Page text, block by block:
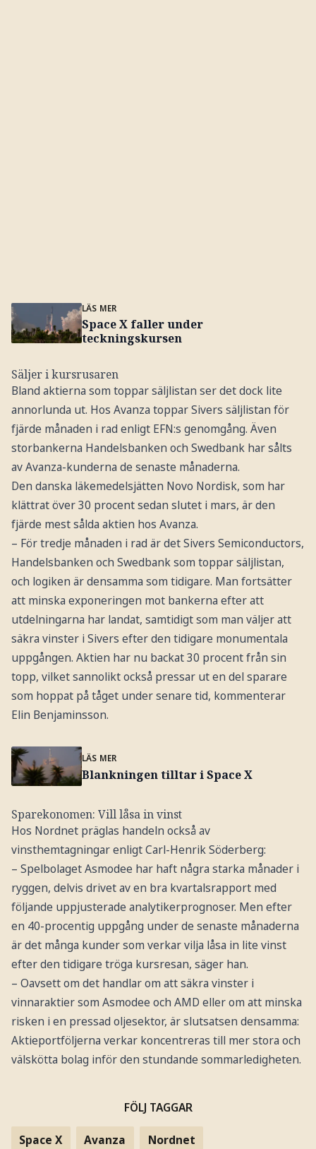
LÄS MER
Space X faller under
teckningskursen
Säljer i kursrusaren
Bland aktierna som toppar säljlistan ser det dock lite
annorlunda ut. Hos Avanza toppar Sivers säljlistan för
fjärde månaden i rad enligt EFN:s genomgång. Även
storbankerna Handelsbanken och Swedbank har sålts
av Avanza-kunderna de senaste månaderna.
Den danska läkemedelsjätten Novo Nordisk, som har
klättrat över 30 procent sedan slutet i mars, är den
fjärde mest sålda aktien hos Avanza.
– För tredje månaden i rad är det Sivers Semiconductors,
Handelsbanken och Swedbank som toppar säljlistan,
och logiken är densamma som tidigare. Man fortsätter
att minska exponeringen mot bankerna efter att
utdelningarna har landat, samtidigt som man väljer att
säkra vinster i Sivers efter den tidigare monumentala
uppgången. Aktien har nu backat 30 procent från sin
topp, vilket sannolikt också pressar ut en del sparare
som hoppat på tåget under senare tid, kommenterar
Elin Benjaminsson.
LÄS MER
Blankningen tilltar i Space X
Sparekonomen: Vill låsa in vinst
Hos Nordnet präglas handeln också av
vinsthemtagningar enligt Carl-Henrik Söderberg:
– Spelbolaget Asmodee har haft några starka månader i
ryggen, delvis drivet av en bra kvartalsrapport med
följande uppjusterade analytikerprognoser. Men efter
en 40-procentig uppgång under de senaste månaderna
är det många kunder som verkar vilja låsa in lite vinst
efter den tidigare tröga kursresan, säger han.
– Oavsett om det handlar om att säkra vinster i
vinnaraktier som Asmodee och AMD eller om att minska
risken i en pressad oljesektor, är slutsatsen densamma:
Aktieportföljerna verkar koncentreras till mer stora och
välskötta bolag inför den stundande sommarledigheten.
FÖLJ TAGGAR
Space X Avanza Nordnet